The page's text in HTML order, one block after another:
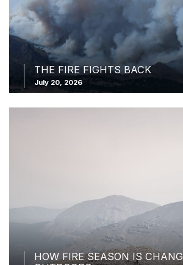
THE FIRE FIGHTS BACK
July 20, 2026
HOW FIRE SEASON IS